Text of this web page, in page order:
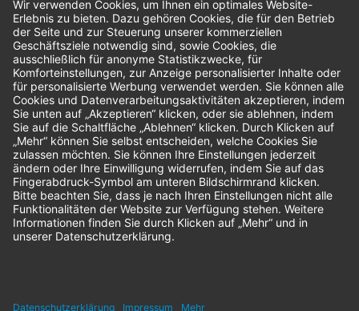
Bestellungen
Sendung verfolgen
Geprüfter Shop